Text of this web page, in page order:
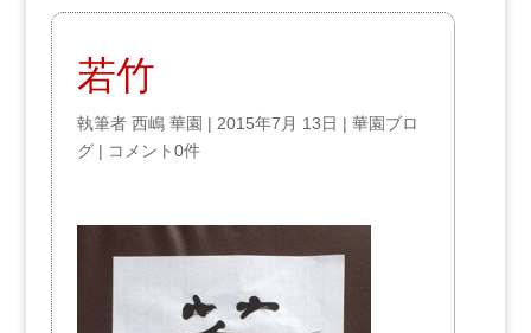
若竹
執筆者 西嶋 華園 | 2015年7月 13日 | 華園ブロ
グ| コメント0件